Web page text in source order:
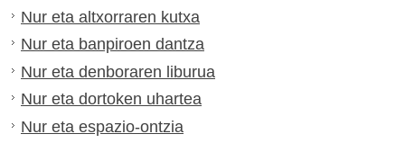
Nur eta altxorraren kutxa
Nur eta banpiroen dantza
Nur eta denboraren liburua
Nur eta dortoken uhartea
Nur eta espazio-ontzia